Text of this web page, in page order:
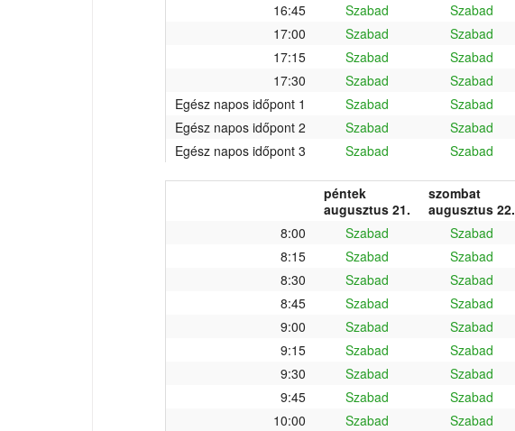
16:45
Szabad Szabad
17:00
Szabad Szabad
17:15
Szabad Szabad
17:30
Szabad Szabad
Egész napos időpont 1
Szabad Szabad
Egész napos időpont 2
Szabad Szabad
Egész napos időpont 3
Szabad Szabad
péntek
augusztus 21.
szombat
augusztus 22.
8:00
Szabad Szabad
8:15
Szabad Szabad
8:30
Szabad Szabad
8:45
Szabad Szabad
9:00
Szabad Szabad
9:15
Szabad Szabad
9:30
Szabad Szabad
9:45
Szabad Szabad
10:00
Szabad Szabad